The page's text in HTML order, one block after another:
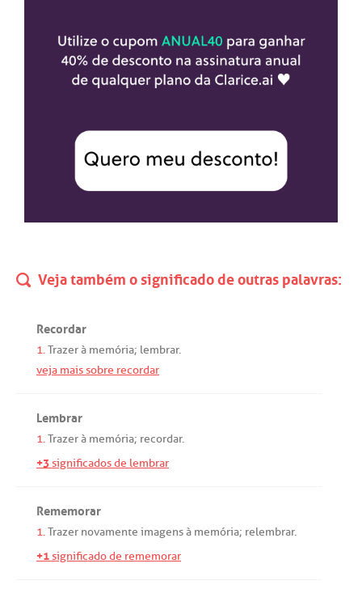
Veja também o significado de outras palavras:
Recordar
1.Trazerà memória; lembrar.
veja mais sobre recordar
Lembrar
1.Trazerà memória; recordar.
+3significados de lembrar
Rememorar
1.Trazer novamente imagensà memória; relembrar.
+1significado de rememorar